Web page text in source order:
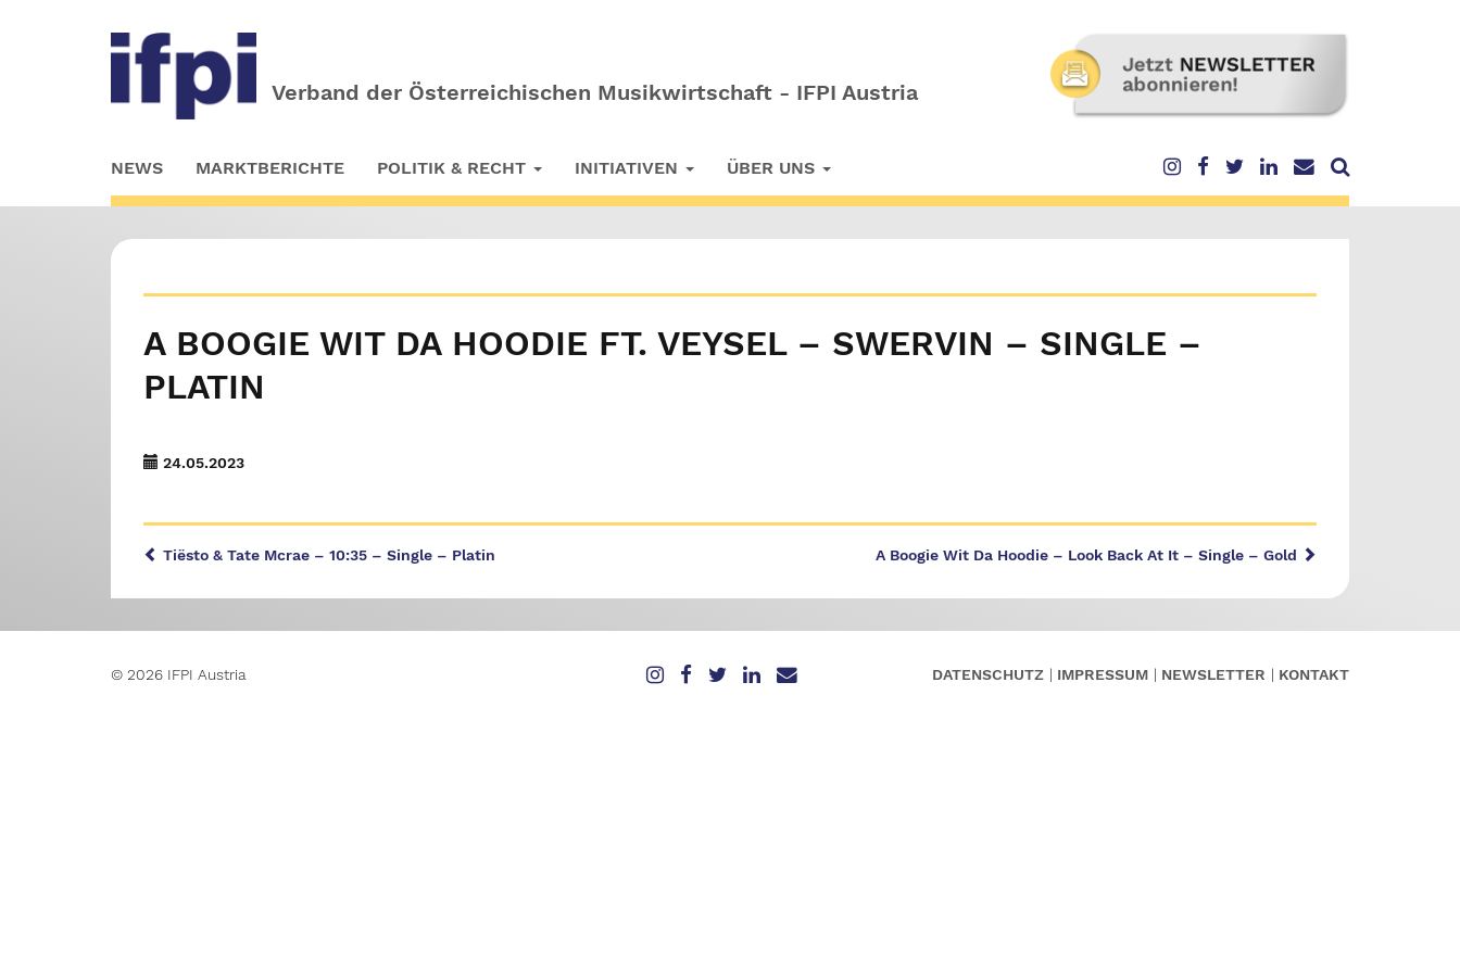
Verband der Österreichischen Musikwirtschaft - IFPI Austria
to
main
NEWS MARKTBERICHTE POLITIK & RECHT INITIATIVEN ÜBER UNS
A BOOGIE WIT DA HOODIE FT. VEYSEL – SWERVIN – SINGLE –
PLATIN
24.05.2023
A Boogie Wit Da Hoodie – Look Back At It – Single – Gold
Tiësto & Tate Mcrae – 10:35 – Single – Platin
© 2026 IFPI Austria DATENSCHUTZ IMPRESSUM NEWSLETTER KONTAKT